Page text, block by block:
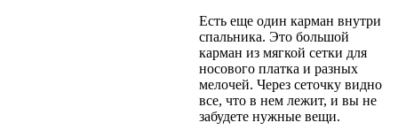
Есть еще один карман внутри
спальника. Это большой
карман из мягкой сетки для
носового платка и разных
мелочей. Через сеточку видно
все, что в нем лежит, и вы не
забудете нужные вещи.